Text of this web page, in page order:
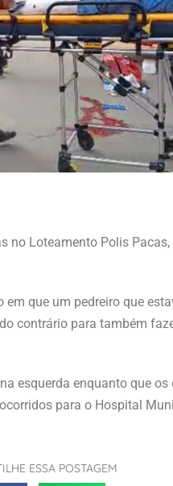
Loteamento Polis
que um pedreiro que
contrário para também
esquerda enquanto que
para o Hospital
ESSA POSTAGEM